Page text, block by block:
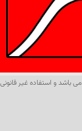
می باشد و استفاده غیر قانونی